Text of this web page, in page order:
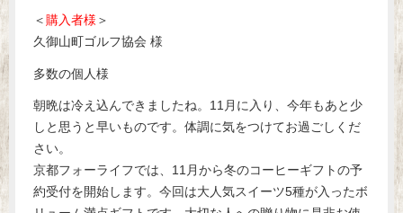
＜ 購入者様 ＞
久御山町ゴルフ協会 様
多数の個人様
朝晩は冷え込んできましたね。11月に入り、今年もあと少
しと思うと早いものです。体調に気をつけてお過ごしくだ
さい。
京都フォーライフでは、11月から冬のコーヒーギフトの予
約受付を開始します。今回は大人気スイーツ5種が入ったボ